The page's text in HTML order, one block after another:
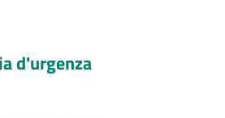
d'urgenza